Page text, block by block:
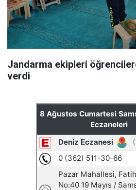
Jandarma ekipleri
verdi